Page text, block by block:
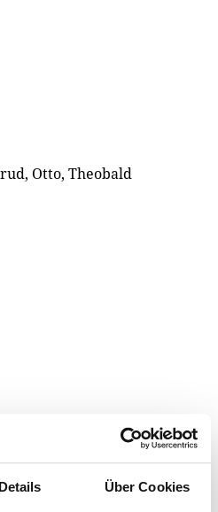
Details Über Cookies
Otto, Theobald